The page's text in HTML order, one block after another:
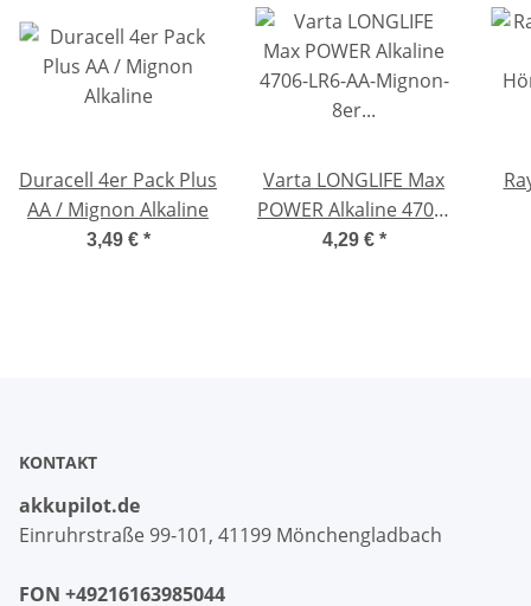
Duracell 4er Pack Plus
AA / Mignon Alkaline
3,49 € *
Varta LONGLIFE Max
POWER Alkaline 4706-
LR6-AA-Mignon- 8er
4,29 € *
KONTAKT
akkupilot.de
Einruhrstraße 99-101, 41199 Mönchengladbach
FON +49216163985044